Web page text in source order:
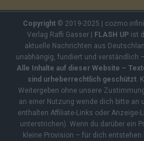
Copyright© 2019-2025 | cozmo
Verlag Raffi Gasser | FLASH UPist
aktuelle Nachrichten aus
unabhängig, fundiert und verständlich
Alle Inhalte auf dieser Website –
sind urheberrechtlich geschützt .
Weitergeben ohne unsere
an einer Nutzung wende dich bitte an
enthalten Affiliate-Links oder Anzeige-
unterstrichen). Wenn du darüber ein
kleine Provision – für dich